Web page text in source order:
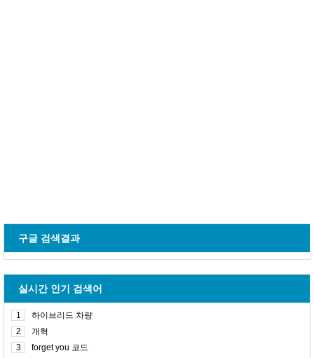
구글 검색결과
실시간 인기 검색어
1
하이브리드 차량
2
개혁
3
forget you 코드